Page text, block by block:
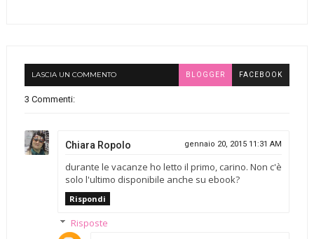
LASCIA UN COMMENTO BLOGGER FACEBOOK
3 Commenti:
Chiara Ropolo gennaio 20, 2015 11:31 AM
durante le vacanze ho letto il primo, carino. Non c'è
solo l'ultimo disponibile anche su ebook?
Rispondi
Risposte